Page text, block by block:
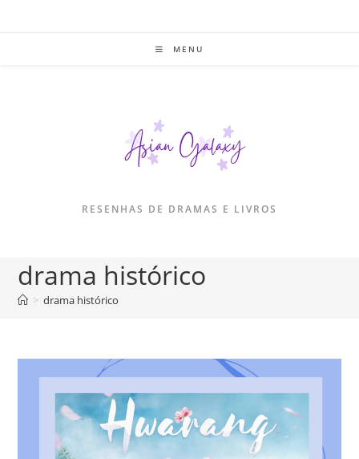
MENU
RESENHAS DE DRAMAS E LIVROS
drama histórico
> drama histórico